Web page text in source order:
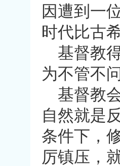
因遭到一
时代比古
基督教
为不管不
基督教
自然就是
条件下，
厉镇压，